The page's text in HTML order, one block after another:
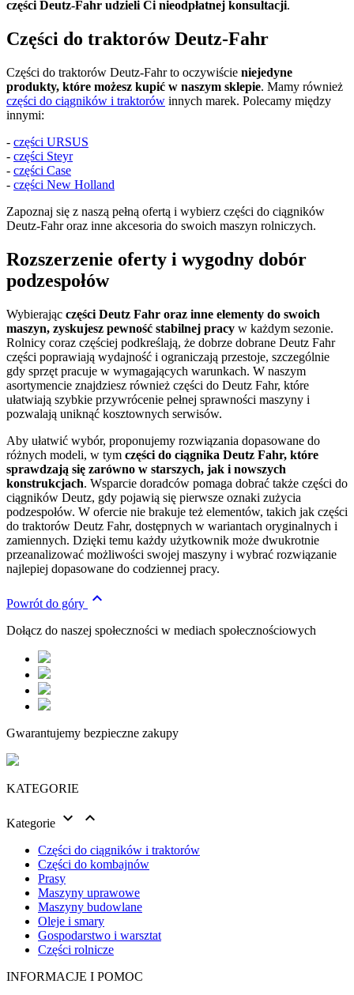
części Deutz-Fahr udzieli Ci nieodpłatnej konsultacji.
Części do traktorów Deutz-Fahr
Części do traktorów Deutz-Fahr to oczywiście niejedyne
produkty, które możesz kupić w naszym sklepie. Mamy również
części do ciągników i traktorów innych marek. Polecamy między
innymi:
- części URSUS
- części Steyr
- części Case
- części New Holland
Zapoznaj się z naszą pełną ofertą i wybierz części do ciągników
Deutz-Fahr oraz inne akcesoria do swoich maszyn rolniczych.
Rozszerzenie oferty i wygodny dobór
podzespołów
Wybierając części Deutz Fahr oraz inne elementy do swoich
maszyn, zyskujesz pewność stabilnej pracy w każdym sezonie.
Rolnicy coraz częściej podkreślają, że dobrze dobrane Deutz Fahr
części poprawiają wydajność i ograniczają przestoje, szczególnie
gdy sprzęt pracuje w wymagających warunkach. W naszym
asortymencie znajdziesz również części do Deutz Fahr, które
ułatwiają szybkie przywrócenie pełnej sprawności maszyny i
pozwalają uniknąć kosztownych serwisów.
Aby ułatwić wybór, proponujemy rozwiązania dopasowane do
różnych modeli, w tym części do ciągnika Deutz Fahr, które
sprawdzają się zarówno w starszych, jak i nowszych
konstrukcjach. Wsparcie doradców pomaga dobrać także części do
ciągników Deutz, gdy pojawią się pierwsze oznaki zużycia
podzespołów. W ofercie nie brakuje też elementów, takich jak części
do traktorów Deutz Fahr, dostępnych w wariantach oryginalnych i
zamiennych. Dzięki temu każdy użytkownik może dwukrotnie
przeanalizować możliwości swojej maszyny i wybrać rozwiązanie
najlepiej dopasowane do codziennej pracy.
Powrót do góry 
Dołącz do naszej społeczności w mediach społecznościowych
Gwarantujemy bezpieczne zakupy
KATEGORIE
Kategorie  
Części do ciągników i traktorów
Części do kombajnów
Prasy
Maszyny uprawowe
Maszyny budowlane
Oleje i smary
Gospodarstwo i warsztat
Części rolnicze
INFORMACJE I POMOC